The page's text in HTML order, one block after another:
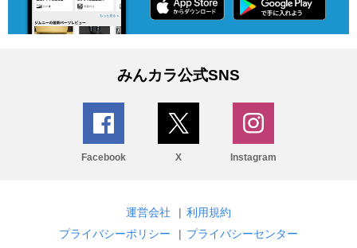
みんカラ公式SNS
Facebook X Instagram
運営会社 | 利用規約
プライバシーポリシー
| プライバシーセンター